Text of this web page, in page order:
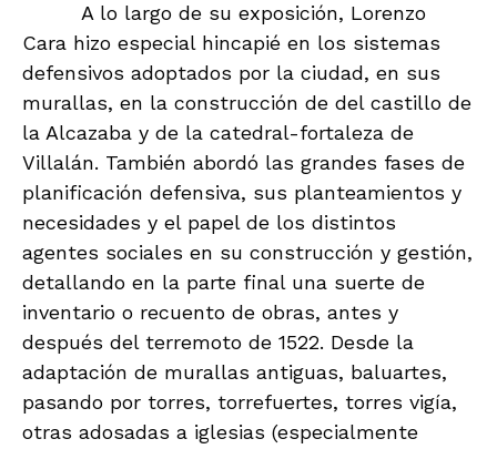
A lo largo de su exposición, Lorenzo
Cara hizo especial hincapié en los sistemas
defensivos adoptados por la ciudad, en sus
murallas, en la construcción de del castillo de
la Alcazaba y de la catedral-fortaleza de
Villalán. También abordó las grandes fases de
planificación defensiva, sus planteamientos y
necesidades y el papel de los distintos
agentes sociales en su construcción y gestión,
detallando en la parte final una suerte de
inventario o recuento de obras, antes y
después del terremoto de 1522. Desde la
adaptación de murallas antiguas, baluartes,
pasando por torres, torrefuertes, torres vigía,
otras adosadas a iglesias (especialmente